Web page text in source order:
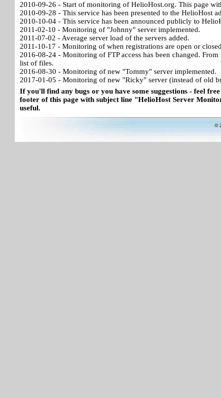
2010-09-26 - Start of monitoring of HelioHost.org. This page
2010-09-28 - This service has been presented to the HelioHost
2010-10-04 - This service has been announced publicly to
2011-02-10 - Monitoring of "Johnny" server implemented.
2011-07-02 - Average server load of the servers added.
2011-10-17 - Monitoring of when registrations are open or
2016-08-24 - Monitoring of FTP access has been changed.
list of files.
2016-08-30 - Monitoring of new "Tommy" server implemented.
2017-01-05 - Monitoring of new "Ricky" server (instead of old
If you'll find any bugs or you have some suggestions - feel
footer of this page with subject line "HelioHost Server
useful.
©